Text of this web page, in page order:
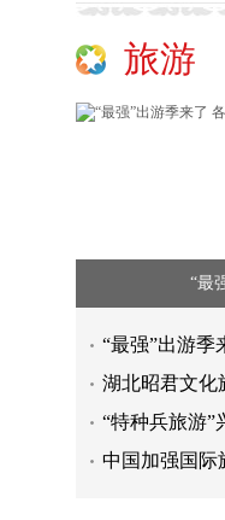
旅游
“最
“最强”出游季
湖北昭君文化
“特种兵旅游”
中国加强国际